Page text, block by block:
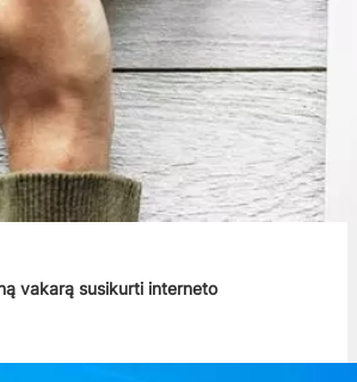
vakarą susikurti interneto